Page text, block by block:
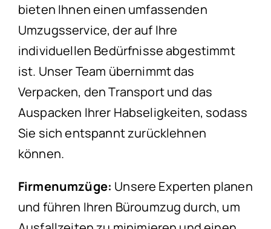
bieten Ihnen einen umfassenden
Umzugsservice, der auf Ihre
individuellen Bedürfnisse abgestimmt
ist. Unser Team übernimmt das
Verpacken, den Transport und das
Auspacken Ihrer Habseligkeiten, sodass
Sie sich entspannt zurücklehnen
können.
Firmenumzüge: Unsere Experten planen
und führen Ihren Büroumzug durch, um